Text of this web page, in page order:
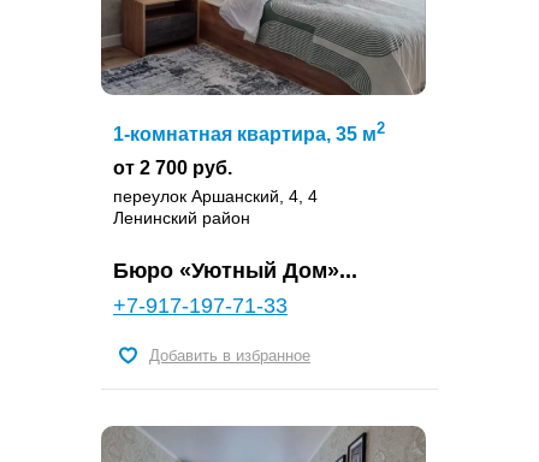
1-комнатная квартира, 35 м2
от 2 700 руб.
переулок Аршанский, 4, 4
Ленинский район
Бюро «Уютный Дом»...
+7-917-197-71-33
Добавить в избранное